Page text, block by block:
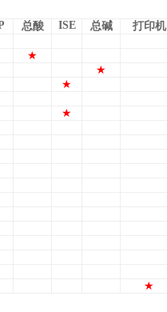
总酸 ISE 总碱 打印机
★
★
★
★
★